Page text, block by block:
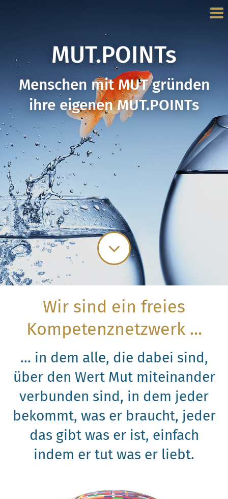
MUT.POINTs
Menschen mit MUT gründen
ihre eigenen MUT.POINTs
Wir sind ein freies
Kompetenznetzwerk ...
... in dem alle, die dabei sind,
über den Wert Mut miteinander
verbunden sind, in dem jeder
bekommt, was er braucht, jeder
das gibt was er ist, einfach
indem er tut was er liebt.